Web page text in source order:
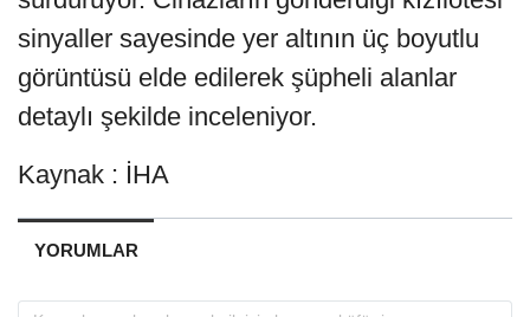
sinyaller sayesinde yer altının üç boyutlu
görüntüsü elde edilerek şüpheli alanlar
detaylı şekilde inceleniyor.
Kaynak : İHA
YORUMLAR